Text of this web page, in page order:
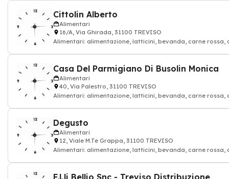
Cittolin Alberto
Alimentari
16/A, Via Ghirada, 31100 TREVISO
Alimentari: alimentazione, latticini, bevanda, carne rossa,
Casa Del Parmigiano Di Busolin Monica
Alimentari
40, Via Palestro, 31100 TREVISO
Alimentari: alimentazione, latticini, bevanda, carne rossa,
Degusto
Alimentari
12, Viale M.Te Grappa, 31100 TREVISO
Alimentari: alimentazione, latticini, bevanda, carne rossa,
F.Lli Bellio Snc - Treviso Distribuzione